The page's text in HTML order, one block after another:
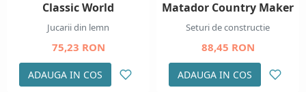
Classic World
Jucarii din lemn
75,23 RON
ADAUGA IN COS
Matador Country Maker
Seturi de constructie
88,45 RON
ADAUGA IN COS